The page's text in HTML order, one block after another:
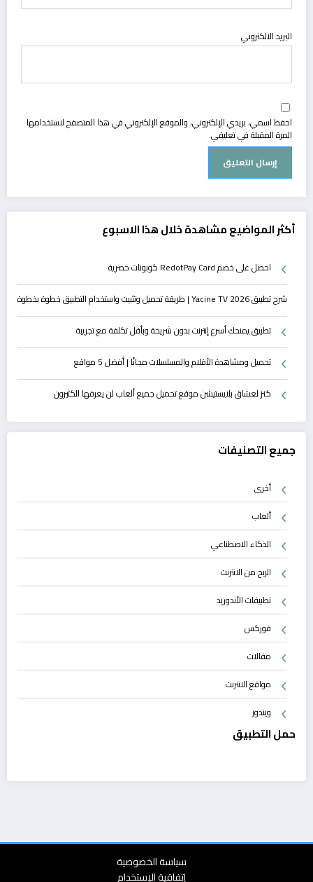
البريد الالكتروني
احفظ اسمي، بريدي الإلكتروني، والموقع الإلكتروني في هذا المتصفح لاستخدامها
المرة المقبلة في تعليقي.
أكثر المواضيع مشاهدة خلال هذا الاسبوع
احصل على خصم RedotPay Card كوبونات حصرية
شرح تطبيق Yacine TV 2026 | طريقة تحميل وتثبيت واستخدام التطبيق خطوة بخطوة
تطبيق يمنحك أسرع إنترنت بدون شريحة وبأقل تكلفة مع تجريبة
تحميل ومشاهدة الأفلام والمسلسلات مجانًا | أفضل 5 مواقع
كنز لعشاق بلايستيشن موقع تحميل جميع ألعاب لن يعرفها الكثيرون
جميع التصنيفات
أخرى
ألعاب
الذكاء الاصطناعي
الربح من الانترنت
تطبيقات الأندوريد
فوركس
مقالات
مواقع الانترنت
ويندوز
حمل التطبيق
سياسة الخصوصية
إتفاقية الإستخدام